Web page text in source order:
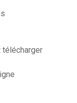
télécharger